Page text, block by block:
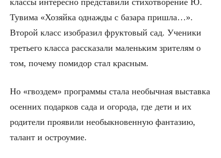
Тувима «Хозяйка однажды с базара пришла…».
Второй класс изобразил фруктовый сад. Ученики
третьего класса рассказали маленьким зрителям о
том, почему помидор стал красным.
Но «гвоздем» программы стала необычная выставка
осенних подарков сада и огорода, где дети и их
родители проявили необыкновенную фантазию,
талант и остроумие.